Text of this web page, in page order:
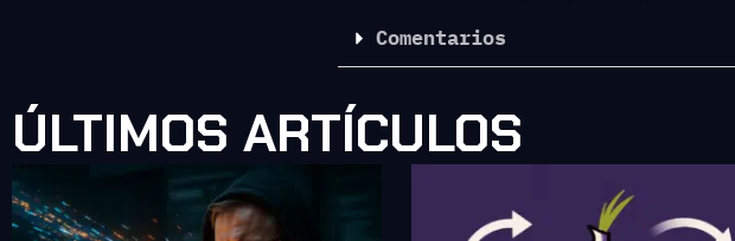
Comentarios
ÚLTIMOS ARTÍCULOS